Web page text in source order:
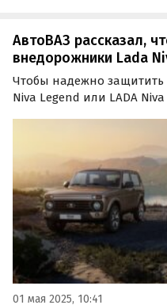
АвтоВАЗ рассказал,
внедорожники Lada
Чтобы надежно защитить
Niva Legend или LADA
01 мая 2025, 10:41